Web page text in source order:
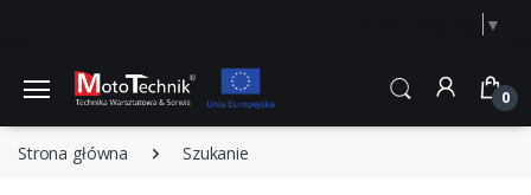
▼
0
Strona główna Szukanie